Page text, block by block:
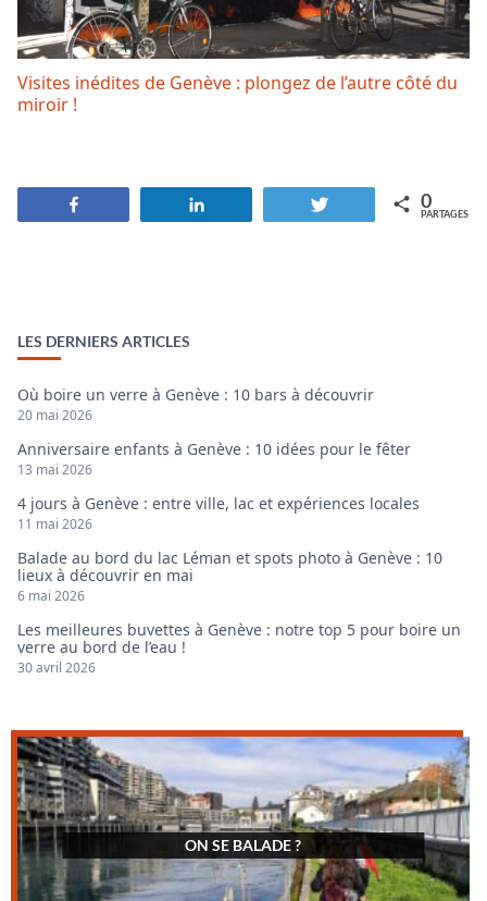
Visites inédites de Genève : plongez de l’autre côté du
miroir !
Tweetez 0
PARTAGES
LES DERNIERS ARTICLES
Où boire un verre à Genève : 10 bars à découvrir
20 mai 2026
Anniversaire enfants à Genève : 10 idées pour le fêter
13 mai 2026
4 jours à Genève : entre ville, lac et expériences locales
11 mai 2026
Balade au bord du lac Léman et spots photo à Genève : 10
lieux à découvrir en mai
6 mai 2026
Les meilleures buvettes à Genève : notre top 5 pour boire un
verre au bord de l’eau !
30 avril 2026
ON SE BALADE ?